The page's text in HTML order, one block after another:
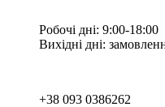
Робочі дні: 9:00-18:00
Вихідні дні:
+38 093 0386262